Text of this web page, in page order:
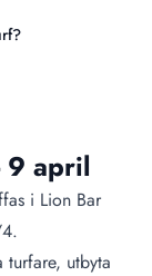
9 april
i Lion Bar
utbyta